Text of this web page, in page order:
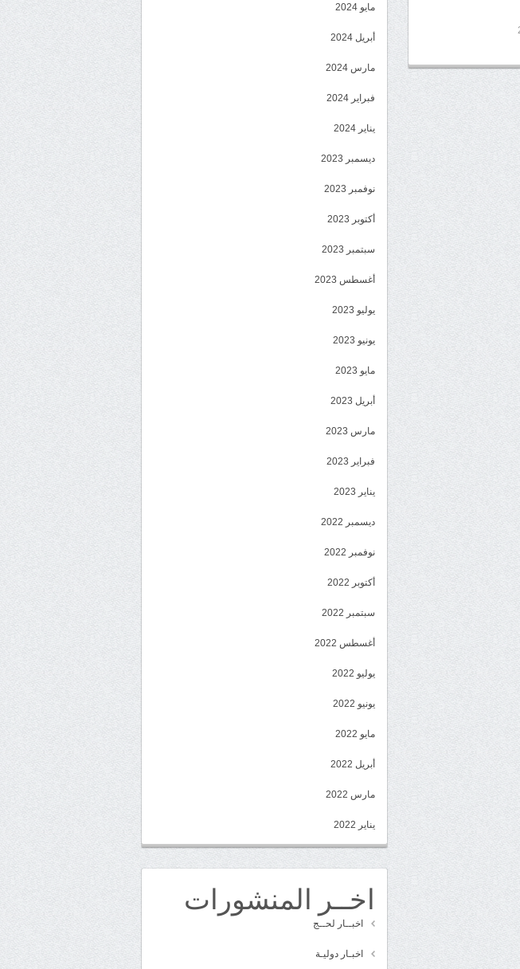
مايو 2024
أبريل 2024
مارس 2024
فبراير 2024
يناير 2024
ديسمبر 2023
نوفمبر 2023
أكتوبر 2023
سبتمبر 2023
أغسطس 2023
يوليو 2023
يونيو 2023
مايو 2023
أبريل 2023
مارس 2023
فبراير 2023
يناير 2023
ديسمبر 2022
نوفمبر 2022
أكتوبر 2022
سبتمبر 2022
أغسطس 2022
يوليو 2022
يونيو 2022
مايو 2022
أبريل 2022
مارس 2022
يناير 2022
اخــر المنشورات
اخبــار لحــج
اخبـار دوليـة